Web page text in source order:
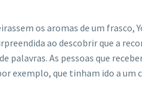
os aromas de um frasco,
ao descobrir que a
palavras. As pessoas que
exemplo, que tinham ido a um